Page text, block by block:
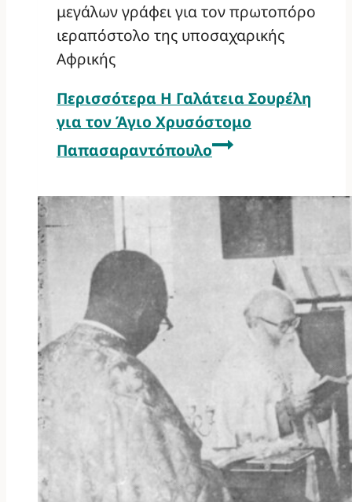
μεγάλων γράφει για τον πρωτοπόρο
ιεραπόστολο της υποσαχαρικής
Αφρικής
Περισσότερα Η Γαλάτεια Σουρέλη
για τον Άγιο Χρυσόστομο
Παπασαραντόπουλο